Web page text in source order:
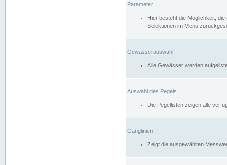
Parameter
Hier besteht die Möglichkeit,
Selektionen im Menü
Gewässerauswahl
Alle Gewässer werden
Auswahl des Pegels
Die Pegellisten zeigen alle
Ganglinien
Zeigt die ausgewählten